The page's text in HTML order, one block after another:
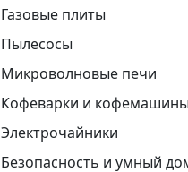
Газовые плиты
Пылесосы
Микроволновые печи
Кофеварки и кофемашины
Электрочайники
Безопасность и умный